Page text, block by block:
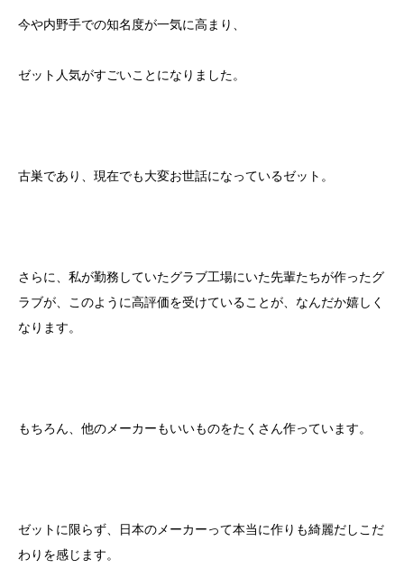
今や内野手での知名度が一気に高まり、
ゼット人気がすごいことになりました。
古巣であり、現在でも大変お世話になっているゼット。
さらに、私が勤務していたグラブ工場にいた先輩たちが作ったグ
ラブが、このように高評価を受けていることが、なんだか嬉しく
なります。
もちろん、他のメーカーもいいものをたくさん作っています。
ゼットに限らず、日本のメーカーって本当に作りも綺麗だしこだ
わりを感じます。